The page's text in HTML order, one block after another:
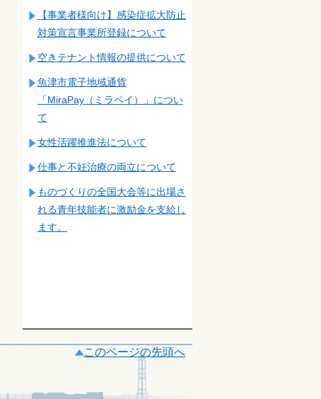
【事業者様向け】感染症拡大防止
対策宣言事業所登録について
空きテナント情報の提供について
魚津市電子地域通貨
「MiraPay（ミラペイ）」につい
て
女性活躍推進法について
仕事と不妊治療の両立について
ものづくりの全国大会等に出場さ
れる青年技能者に激励金を支給し
ます。
このページの先頭へ